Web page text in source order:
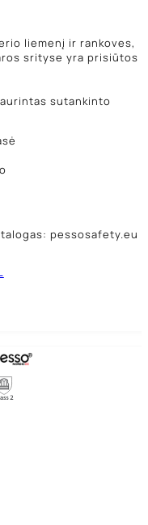
liemenį ir rankoves,
srityse yra prisiūtos 5
sutankinto
pessosafety.eu